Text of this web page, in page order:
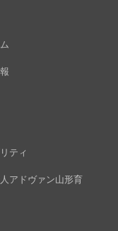
ティ
アドヴァン山形育